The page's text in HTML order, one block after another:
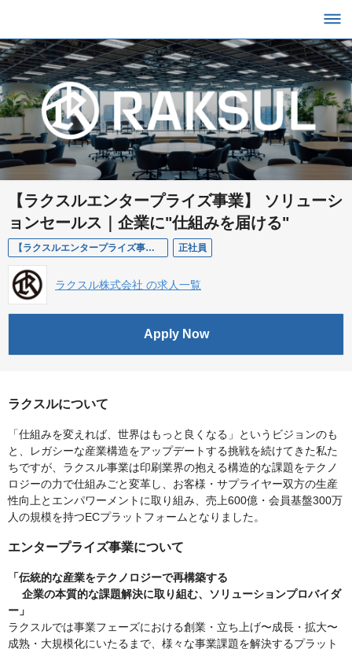
【ラクスルエンタープライズ事業】 ソリューシ
ョンセールス｜企業に"仕組みを届ける"
【ラクスルエンタープライズ事業】ソリューションセールス／課題解決型営業 正社員
ラクスル株式会社 の求人一覧
Apply Now
ラクスルについて
「仕組みを変えれば、世界はもっと良くなる」というビジョンのも
と、レガシーな産業構造をアップデートする挑戦を続けてきた私た
ちですが、ラクスル事業は印刷業界の抱える構造的な課題をテクノ
ロジーの力で仕組みごと変革し、お客様・サプライヤー双方の生産
性向上とエンパワーメントに取り組み、売上600億・会員基盤300万
人の規模を持つECプラットフォームとなりました。
エンタープライズ事業について
「伝統的な産業をテクノロジーで再構築する
企業の本質的な課題解決に取り組む、ソリューションプロバイダ
ー」
ラクスルでは事業フェーズにおける創業・立ち上げ〜成長・拡大〜
成熟・大規模化にいたるまで、様々な事業課題を解決するプラット